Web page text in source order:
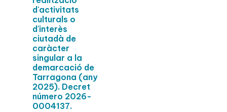
d'activitats
culturals o
d'interès
ciutadà de
caràcter
singular a la
demarcació de
Tarragona (any
2025). Decret
número 2026-
0004137.